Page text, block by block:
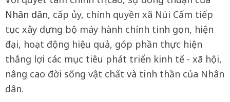
Nhân dân, cấp ủy, chính quyền xã Núi Cấm tiếp
tục xây dựng bộ máy hành chính tinh gọn, hiện
đại, hoạt động hiệu quả, góp phần thực hiện
thắng lợi các mục tiêu phát triển kinh tế - xã hội,
nâng cao đời sống vật chất và tinh thần của Nhân
dân.